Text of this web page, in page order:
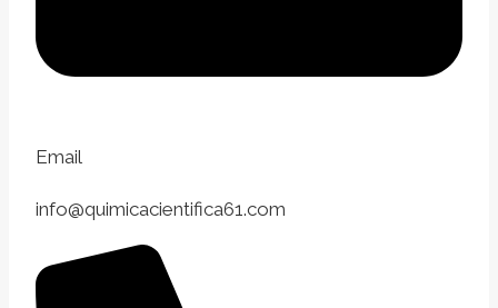
Email
info@quimicacientifica61.com